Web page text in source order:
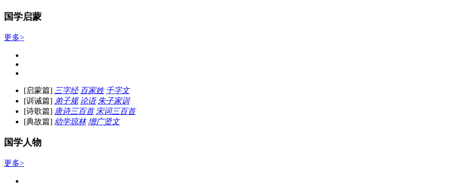
国学启蒙
更多>
[启蒙篇] 三字经 百家姓 千字文
[训诫篇] 弟子规 论语 朱子家训
[诗歌篇] 唐诗三百首 宋词三百首
[典故篇] 幼学琼林 增广贤文
国学人物
更多>